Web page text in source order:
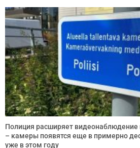
Полиция расширяет
– камеры появятся еще в примерно
уже в этом году